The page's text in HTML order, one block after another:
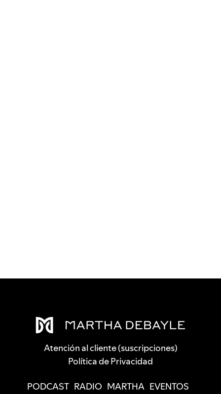
Atención al cliente (suscripciones)
Política de Privacidad
PODCAST RADIO MARTHA EVENTOS